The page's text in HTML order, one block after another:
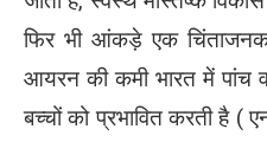
फिर भी आंकड़े एक
आयरन की कमी भारत में
बच्चों को प्रभावित करती है (